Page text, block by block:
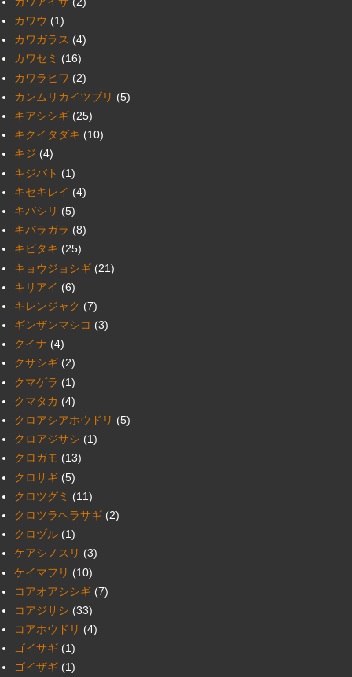
カワウ (1)
カワガラス (4)
カワセミ (16)
カワラヒワ (2)
カンムリカイツブリ (5)
キアシシギ (25)
キクイタダキ (10)
キジ (4)
キジバト (1)
キセキレイ (4)
キバシリ (5)
キバラガラ (8)
キビタキ (25)
キョウジョシギ (21)
キリアイ (6)
キレンジャク (7)
ギンザンマシコ (3)
クイナ (4)
クサシギ (2)
クマゲラ (1)
クマタカ (4)
クロアシアホウドリ (5)
クロアジサシ (1)
クロガモ (13)
クロサギ (5)
クロツグミ (11)
クロツラヘラサギ (2)
クロヅル (1)
ケアシノスリ (3)
ケイマフリ (10)
コアオアシシギ (7)
コアジサシ (33)
コアホウドリ (4)
ゴイサギ (1)
ゴイザギ (1)